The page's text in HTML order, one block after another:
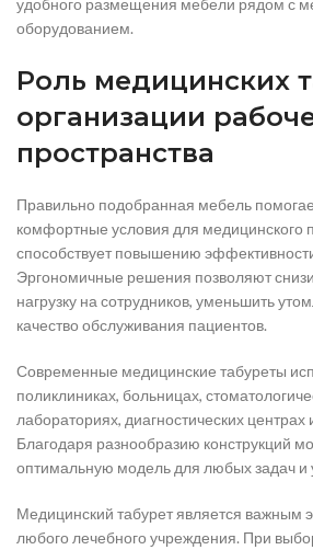
оборудованием.
Роль медицинских
организации
пространства
Правильно подобранная мебель
комфортные условия для медицинского
способствует повышению
Эргономичные решения позволяют
нагрузку на сотрудников, уменьшить
качество обслуживания пациентов.
Современные медицинские табуреты
поликлиниках, больницах,
лабораториях, диагностических центрах
Благодаря разнообразию конструкций
оптимальную модель для любых задач и
Медицинский табурет является важным
любого лечебного учреждения. При